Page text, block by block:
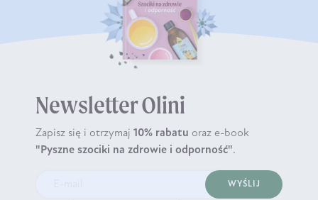
Newsletter Olini
Zapisz się i otrzymaj 10% rabatu oraz e-book
"Pyszne szociki na zdrowie i odporność".
WYŚLIJ